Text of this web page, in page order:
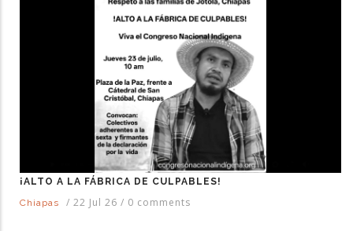
¡ALTO A LA FÁBRICA DE CULPABLES!
Chiapas
/ 22 Jul 26 / 0 comments